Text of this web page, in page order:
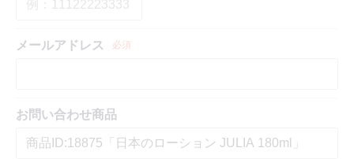
メールアドレス 必須
お問い合わせ商品